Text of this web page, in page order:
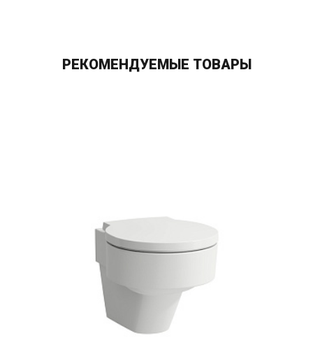
РЕКОМЕНДУЕМЫЕ ТОВАРЫ